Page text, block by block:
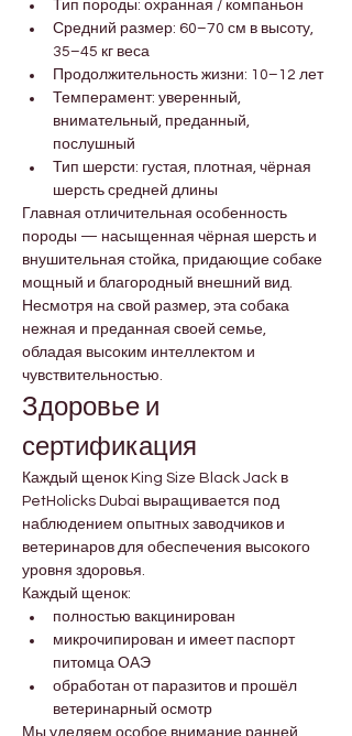
Тип породы: охранная / компаньон
Средний размер: 60–70 см в высоту,
35–45 кг веса
Продолжительность жизни: 10–12 лет
Темперамент: уверенный,
внимательный, преданный,
послушный
Тип шерсти: густая, плотная, чёрная
шерсть средней длины
Главная отличительная особенность
породы — насыщенная чёрная шерсть и
внушительная стойка, придающие собаке
мощный и благородный внешний вид.
Несмотря на свой размер, эта собака
нежная и преданная своей семье,
обладая высоким интеллектом и
чувствительностью.
Здоровье и
сертификация
Каждый щенок King Size Black Jack в
PetHolicks Dubai выращивается под
наблюдением опытных заводчиков и
ветеринаров для обеспечения высокого
уровня здоровья.
Каждый щенок:
полностью вакцинирован
микрочипирован и имеет паспорт
питомца ОАЭ
обработан от паразитов и прошёл
ветеринарный осмотр
Мы уделяем особое внимание ранней